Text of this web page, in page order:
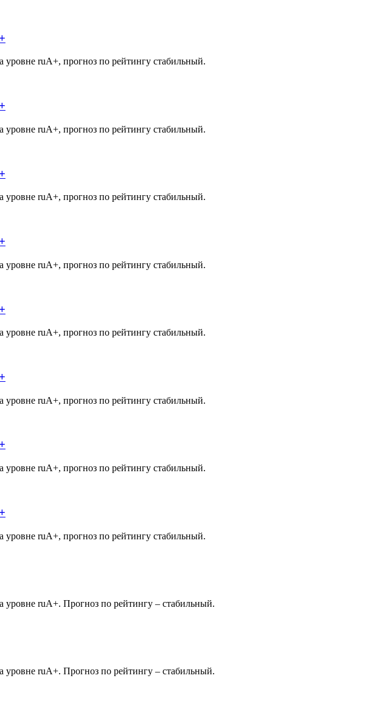
уровне ruА+, прогноз по рейтингу стабильный.
уровне ruА+, прогноз по рейтингу стабильный.
уровне ruА+, прогноз по рейтингу стабильный.
уровне ruА+, прогноз по рейтингу стабильный.
уровне ruА+, прогноз по рейтингу стабильный.
уровне ruА+, прогноз по рейтингу стабильный.
уровне ruА+, прогноз по рейтингу стабильный.
уровне ruА+, прогноз по рейтингу стабильный.
уровне ruА+. Прогноз по рейтингу – стабильный.
уровне ruА+. Прогноз по рейтингу – стабильный.